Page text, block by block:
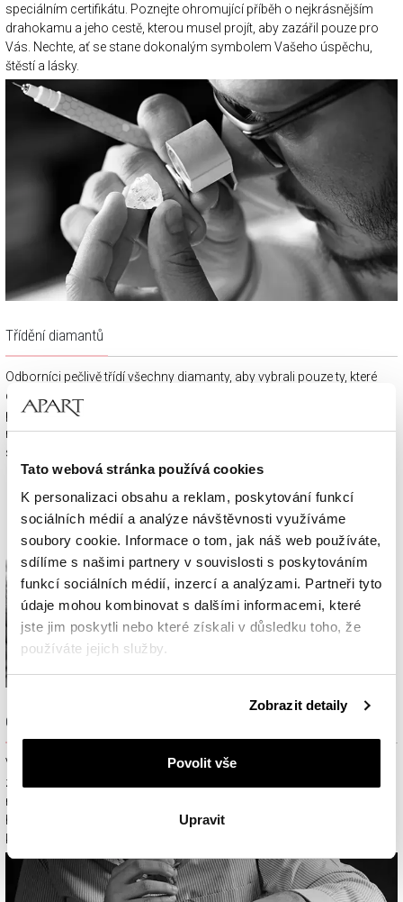
Tato webová stránka používá cookies
K personalizaci obsahu a reklam, poskytování funkcí
sociálních médií a analýze návštěvnosti využíváme
soubory cookie. Informace o tom, jak náš web používáte,
sdílíme s našimi partnery v souvislosti s poskytováním
funkcí sociálních médií, inzercí a analýzami. Partneři tyto
údaje mohou kombinovat s dalšími informacemi, které
jste jim poskytli nebo které získali v důsledku toho, že
používáte jejich služby.
Zásadách ochrany osobních údajů
Zobrazit detaily
Povolit vše
Upravit
speciálním certifikátu. Poznejte ohromující příběh o nejkrásnějším
drahokamu a jeho cestě, kterou musel projít, aby zazářil pouze pro
Vás. Nechte, ať se stane dokonalým symbolem Vašeho úspěchu,
štěstí a lásky.
Třídění diamantů
Odborníci pečlivě třídí všechny diamanty, aby vybrali pouze ty, které
dosáhnou nejvyššího lesku. Tento proces vyžaduje především
pečlivost, znalosti a dlouholeté zkušenosti. Diamant je zpočátku
nenápadný, neleštěný krystal, ze kterého se však díky umění stane
skutečný klenot.
Odhalte skrytou krásu
Využívání nejnovějších 3D technologií v kombinaci se znalostmi a
zkušenostmi odborníků umožňuje z krystalu drahokamu vytvořit
nádherný diamant. Tento proces se nazývá mapování. Konečná
hmotnost diamantu je zpravidla 30 – 40 % z původní hmotnosti
krystalu.